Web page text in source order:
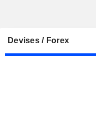
Devises / Forex